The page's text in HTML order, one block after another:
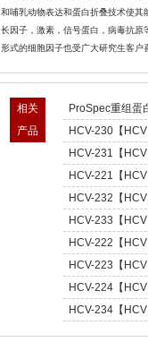
和哺乳动物表达和蛋白折叠技术使其
长因子，激素，信号蛋白，病毒抗
形式的细胞因子也受广大研究生客户
相关
产品
ProSpec重组蛋
HCV-230【
型肝炎病毒
Hepatitis C
HCV-231【
型肝炎病毒
Hepatitis C
HCV-221【
肝炎病毒NS5,
C Virus NS5
HCV-232【
型肝炎病毒
Hepatitis C
HCV-233【
型肝炎病毒
Hepatitis C
HCV-222【
肝炎病毒NS5,
C Virus NS5
HCV-223【
肝炎病毒NS5,
C Virus NS5
HCV-224【
肝炎病毒NS5,
HCV-234【